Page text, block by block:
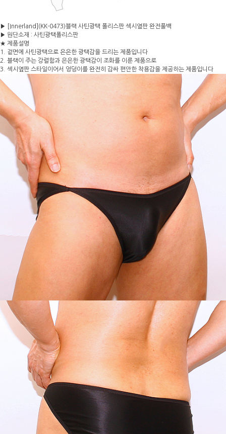
▶ [Innerland](KK-0473)블랙 사틴광택 폴리스판 섹시옆판 완전풀백
▶ 원단소재 : 사틴광택폴리스판
★ 제품설명
1. 겉면에 사틴광택으로 은은한 광택감을 드리는 제품입니다
2. 블랙이 주는 강렬함과 은은한 광택감이 조화를 이룬 제품으로
3. 섹시옆판 스타일이어서 엉덩이를 완전히 감싸 편안한 착용감을 제공하는 제품입니다